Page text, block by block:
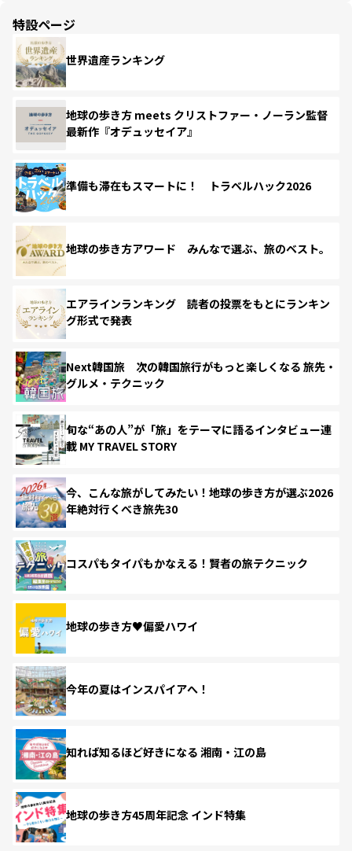
特設ページ
世界遺産ランキング
地球の歩き方 meets クリストファー・ノーラン監督
最新作『オデュッセイア』
準備も滞在もスマートに！ トラベルハック2026
地球の歩き方アワード みんなで選ぶ、旅のベスト。
エアラインランキング 読者の投票をもとにランキン
グ形式で発表
Next韓国旅 次の韓国旅行がもっと楽しくなる 旅先・
グルメ・テクニック
旬な“あの人”が「旅」をテーマに語るインタビュー連
載 MY TRAVEL STORY
今、こんな旅がしてみたい！地球の歩き方が選ぶ2026
年絶対行くべき旅先30
コスパもタイパもかなえる！賢者の旅テクニック
地球の歩き方♥偏愛ハワイ
今年の夏はインスパイアへ！
知れば知るほど好きになる 湘南・江の島
地球の歩き方45周年記念 インド特集